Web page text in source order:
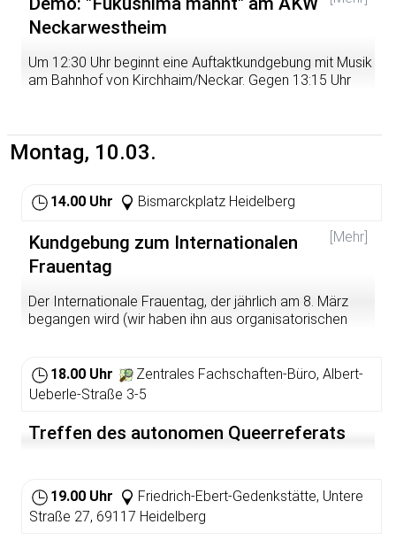
und viele interessante Gespräche!
http://www.gruene-sinsheim.de/kundgebung-zum-
weltfrauentag-in-der-sinsheimer-allee/
Neckarwestheim
Um 12:30 Uhr beginnt eine Auftaktkundgebung mit Musik
am Bahnhof von Kirchhaim/Neckar. Gegen 13:15 Uhr
vom Aktionsbündnis Energiewende Heilbronn, vom
Japanologen Prof. Dr. Detlev Schauwecker, von der
japanischen Künstlerin und Anti-Atom-Aktivistin Oshidori
Teilnehmer treffen sich um 11.30 Uhr am Info-Point um
gemeinsam Fahrkarten zu kaufen.
Montag, 10.03.
14.00 Uhr Bismarckplatz Heidelberg
[Mehr]
Kundgebung zum Internationalen
Frauentag
Der Internationale Frauentag, der jährlich am 8. März
begangen wird (wir haben ihn aus organisatorischen
Gleichberechtigung von Frauen und Männern und
zahlreicher Erfolge auf dem Weg zu einer gelebten
Menge zu tun gibt. Der DGB-Heidelberg ist auf dem
Bismarckplatz vertreten und informiert über nach wie
Veranstalter:
DGB Heidelberg/ Rhein-Neckar
18.00 Uhr
Zentrales Fachschaften-Büro, Albert-
Ueberle-Straße 3-5
Treffen des autonomen Queerreferats
19.00 Uhr
Friedrich-Ebert-Gedenkstätte, Untere
Straße 27, 69117 Heidelberg